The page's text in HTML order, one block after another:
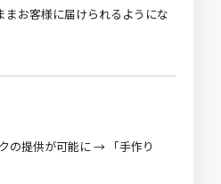
まお客様に届けられるようにな
の提供が可能に→ 「手作り